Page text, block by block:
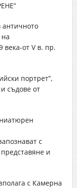
античното
века-от V в. пр.
портрет”,
съдове от
с
и
с Камерна